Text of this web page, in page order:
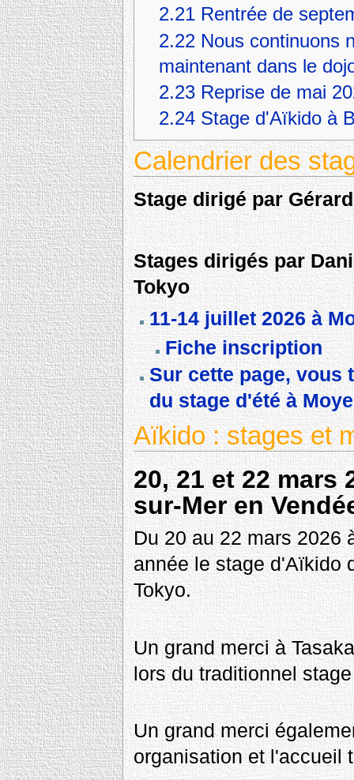
2.21 Rentrée de
2.22 Nous continuons
maintenant dans le
2.23 Reprise de mai
2.24 Stage d'Aïkido à
Calendrier des
Stage dirigé par
Stages dirigés par
Tokyo
11-14 juillet 2026 à
Fiche inscription
Sur cette page, vous
du stage d'été à
Aïkido : stages et
20, 21 et 22 mars
sur-Mer en
Du 20 au 22 mars 2026
année le stage d'Aïkido
Tokyo.
Un grand merci à
lors du traditionnel
Un grand merci
organisation et l'accueil